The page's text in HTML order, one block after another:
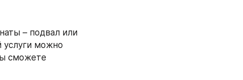
– подвал или
услуги можно
сможете